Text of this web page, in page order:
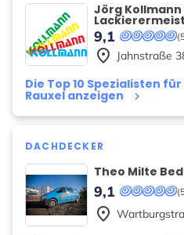
Jörg
9,1
Die Top 10 Spezialisten
Rauxel anzeigen keyboard_arrow_right
place Jahnstraße
DACHDECKER
Theo Milte
9,1
place